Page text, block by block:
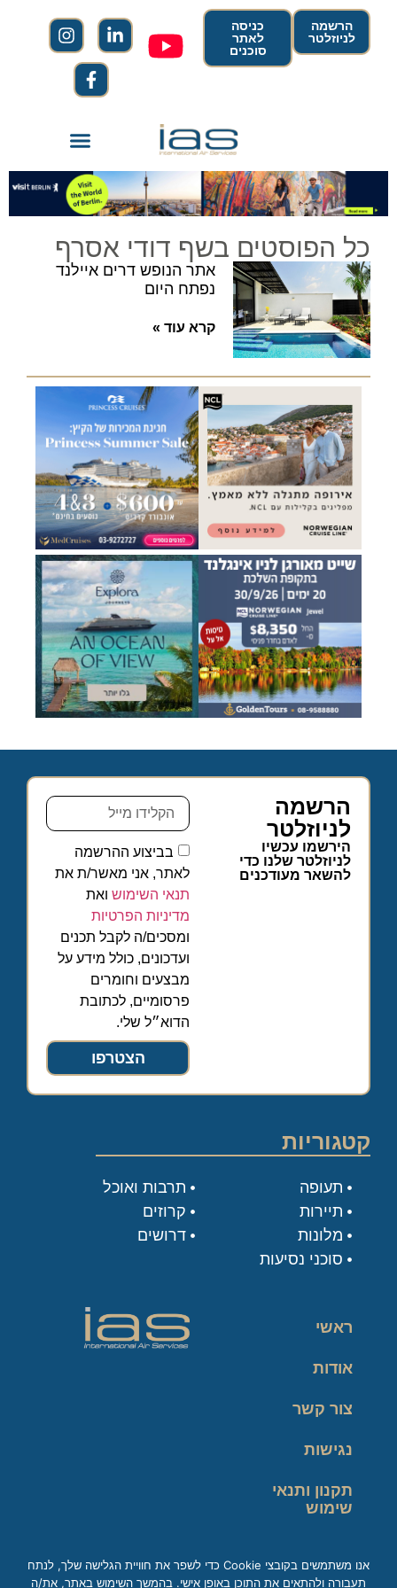
הרשמה
לניוזלטר
כניסה
לאתר
סוכנים
כל הפוסטים בשף דודי אסרף
אתר הנופש דרים איילנד
נפתח היום
קרא עוד »
הרשמה
לניוזלטר
הירשמו עכשיו
לניוזלטר שלנו כדי
להשאר מעודכנים
בביצוע ההרשמה
לאתר, אני מאשר/ת את
תנאי השימוש ואת
מדיניות הפרטיות
ומסכים/ה לקבל תכנים
ועדכונים, כולל מידע על
מבצעים וחומרים
פרסומיים, לכתובת
הדוא״ל שלי.
הצטרפו
קטגוריות
תעופה
תיירות
מלונות
סוכני נסיעות
תרבות ואוכל
קרוזים
דרושים
ראשי
אודות
צור קשר
נגישות
תקנון ותנאי
שימוש
אנו משתמשים בקובצי Cookie כדי לשפר את חוויית הגלישה שלך, לנתח
תעבורה ולהתאים את התוכן באופן אישי. בהמשך השימוש באתר, את/ה